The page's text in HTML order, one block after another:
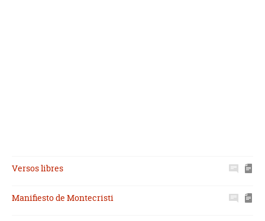
Versos libres
Manifiesto de Montecristi